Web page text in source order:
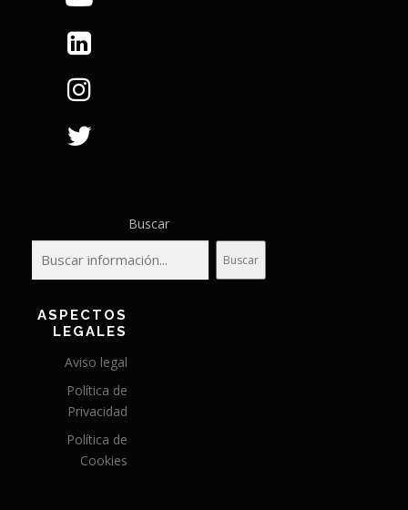
Buscar
Buscar
ASPECTOS
LEGALES
Aviso legal
Política de
Privacidad
Política de
Cookies